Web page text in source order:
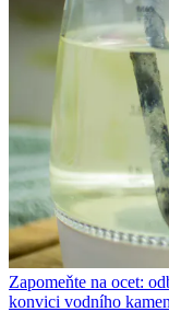
Zapomeňte na ocet:
konvici vodního